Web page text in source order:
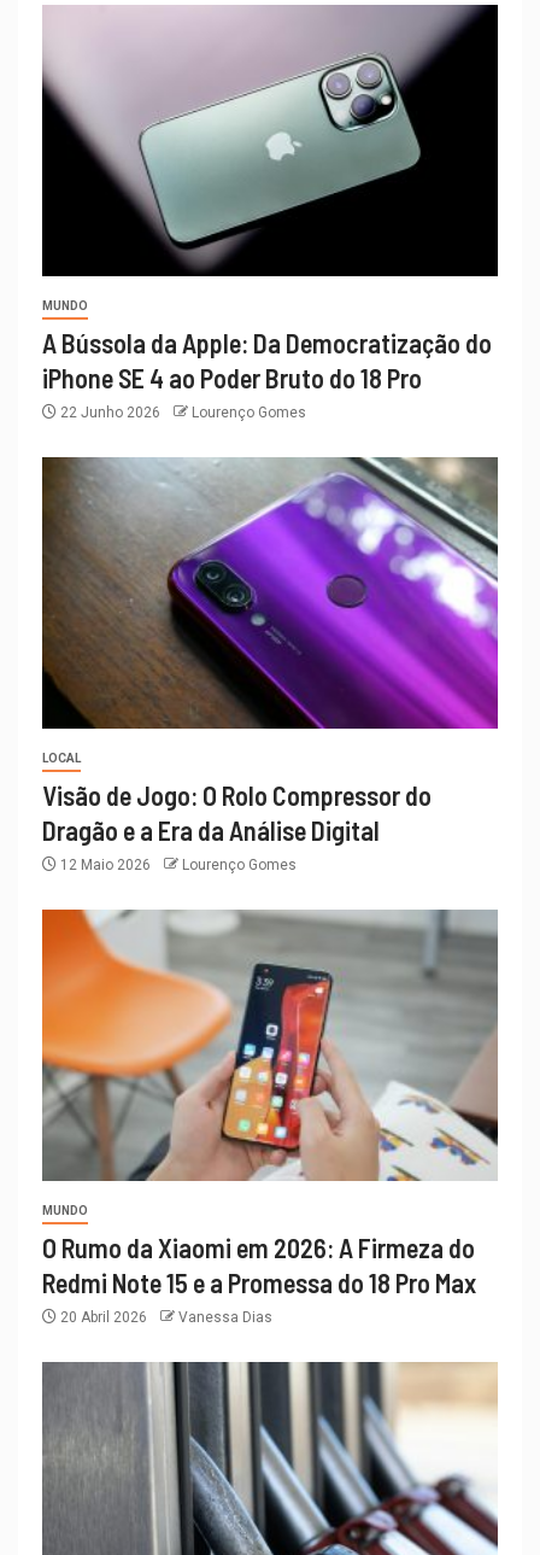
MUNDO
A Bússola da Apple: Da Democratização do
iPhone SE 4 ao Poder Bruto do 18 Pro
22 Junho 2026 Lourenço Gomes
LOCAL
Visão de Jogo: O Rolo Compressor do
Dragão e a Era da Análise Digital
12 Maio 2026 Lourenço Gomes
MUNDO
O Rumo da Xiaomi em 2026: A Firmeza do
Redmi Note 15 e a Promessa do 18 Pro Max
20 Abril 2026 Vanessa Dias